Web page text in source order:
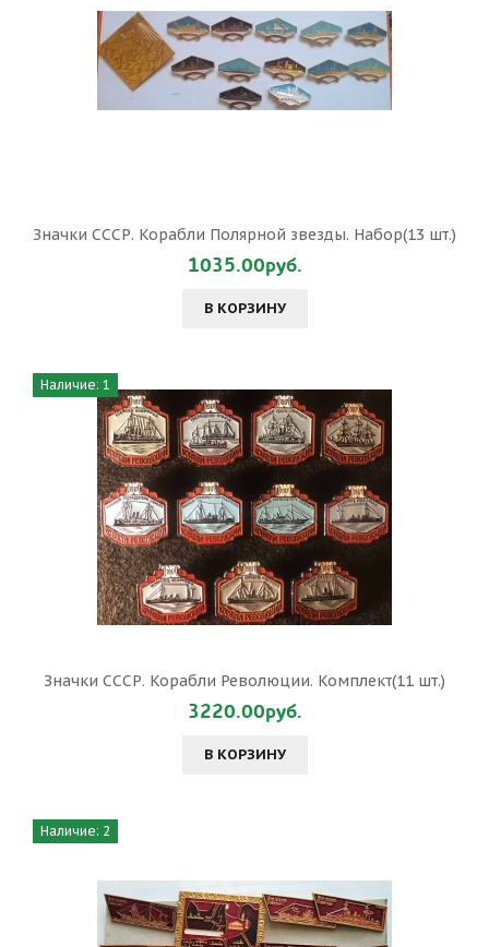
Значки СССР. Корабли Полярной звезды. Набор(13 шт.)
1035.00руб.
В КОРЗИНУ
Наличие: 1
Значки СССР. Корабли Революции. Комплект(11 шт.)
3220.00руб.
В КОРЗИНУ
Наличие: 2